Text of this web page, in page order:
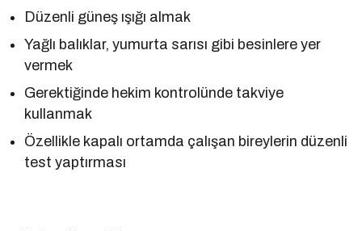
Düzenli güneş ışığı almak
Yağlı balıklar, yumurta sarısı gibi besinlere yer
vermek
Gerektiğinde hekim kontrolünde takviye
kullanmak
Özellikle kapalı ortamda çalışan bireylerin düzenli
test yaptırması